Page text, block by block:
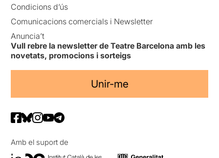
Condicions d’ús
Comunicacions comercials i Newsletter
Anuncia’t
Vull rebre la newsletter de Teatre Barcelona amb les
novetats, promocions i sorteigs
Unir-me
Amb el suport de